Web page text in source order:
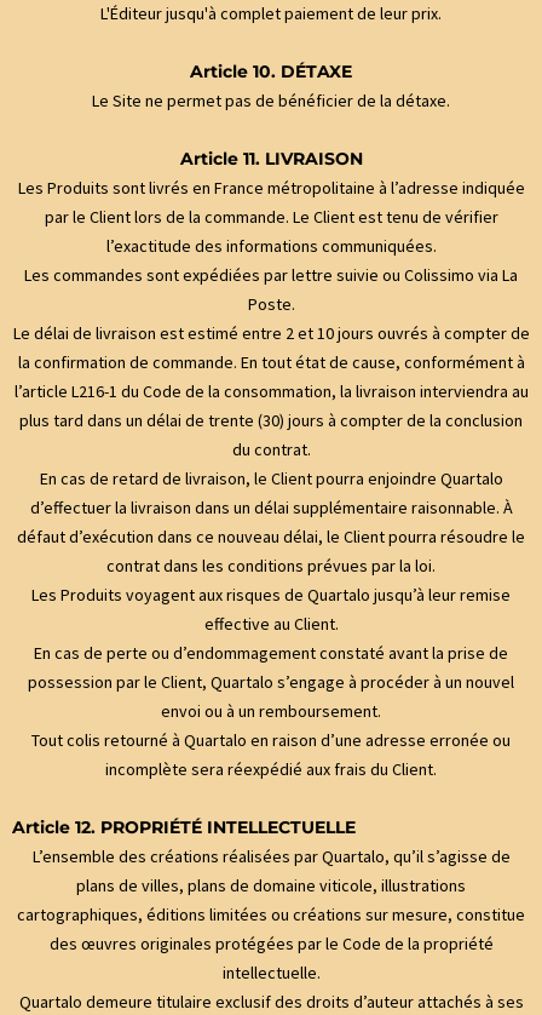
L'Éditeur jusqu'à complet paiement de leur prix.
Article 10. DÉTAXE
Le Site ne permet pas de bénéficier de la détaxe.
Article 11. LIVRAISON
Les Produits sont livrés en France métropolitaine à l’adresse indiquée
par le Client lors de la commande. Le Client est tenu de vérifier
l’exactitude des informations communiquées.
Les commandes sont expédiées par lettre suivie ou Colissimo via La
Poste.
Le délai de livraison est estimé entre 2 et 10 jours ouvrés à compter de
la confirmation de commande. En tout état de cause, conformément à
l’article L216-1 du Code de la consommation, la livraison interviendra au
plus tard dans un délai de trente (30) jours à compter de la conclusion
du contrat.
En cas de retard de livraison, le Client pourra enjoindre Quartalo
d’effectuer la livraison dans un délai supplémentaire raisonnable. À
défaut d’exécution dans ce nouveau délai, le Client pourra résoudre le
contrat dans les conditions prévues par la loi.
Les Produits voyagent aux risques de Quartalo jusqu’à leur remise
effective au Client.
En cas de perte ou d’endommagement constaté avant la prise de
possession par le Client, Quartalo s’engage à procéder à un nouvel
envoi ou à un remboursement.
Tout colis retourné à Quartalo en raison d’une adresse erronée ou
incomplète sera réexpédié aux frais du Client.
Article 12. PROPRIÉTÉ INTELLECTUELLE
L’ensemble des créations réalisées par Quartalo, qu’il s’agisse de
plans de villes, plans de domaine viticole, illustrations
cartographiques, éditions limitées ou créations sur mesure, constitue
des œuvres originales protégées par le Code de la propriété
intellectuelle.
Quartalo demeure titulaire exclusif des droits d’auteur attachés à ses